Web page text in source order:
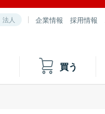
法人 企業情報 採用情報
買う